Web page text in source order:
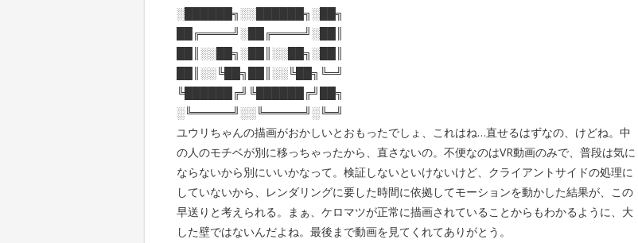
░██████╗░░██████╗░██╗
██╔════╝░██╔════╝░██║
██║░░██╗░██║░░██╗░██║
██║░░╚██╗██║░░╚██╗╚═╝
╚██████╔╝╚██████╔╝██╗
░╚═════╝░░╚═════╝░╚═╝
ユウリちゃんの描画がおかしいとおもったでしょ、これはね…直せるはずなの、けどね。中
の人のモチベが別に移っちゃったから、直さないの。不便なのはVR動画のみで、普段は気に
ならないから別にいいかなって。検証しないといけないけど、クライアントサイドの処理に
していないから、レンダリングに要した時間に依拠してモーションを動かした結果が、この
早送りと考えられる。まぁ、ケロマツが正常に描画されていることからもわかるように、大
した壁ではないんだよね。最後まで動画を見てくれてありがとう。